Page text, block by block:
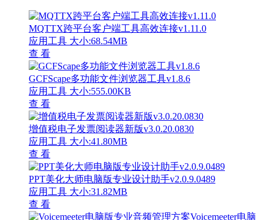
MQTTX跨平台客户端工具高效连接v1.11.0
应用工具 大小:68.54MB
查 看
GCFScape多功能文件浏览器工具v1.8.6
应用工具 大小:555.00KB
查 看
增值税电子发票阅读器新版v3.0.20.0830
应用工具 大小:41.80MB
查 看
PPT美化大师电脑版专业设计助手v2.0.9.0489
应用工具 大小:31.82MB
查 看